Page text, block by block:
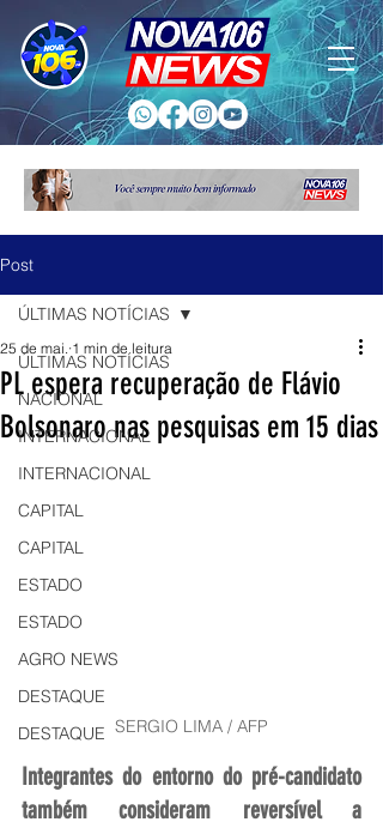
Post
ÚLTIMAS NOTÍCIAS
NACIONAL
INTERNACIONAL
INTERNACIONAL
CAPITAL
CAPITAL
ESTADO
ESTADO
AGRO NEWS
DESTAQUE
DESTAQUE
ÚLTIMAS NOTÍCIAS
PL espera recuperação de Flávio
Bolsonaro nas pesquisas em 15 dias
25 de mai. 1 min de leitura
SERGIO LIMA / AFP
Integrantes do entorno do pré-candidato
também consideram reversível a